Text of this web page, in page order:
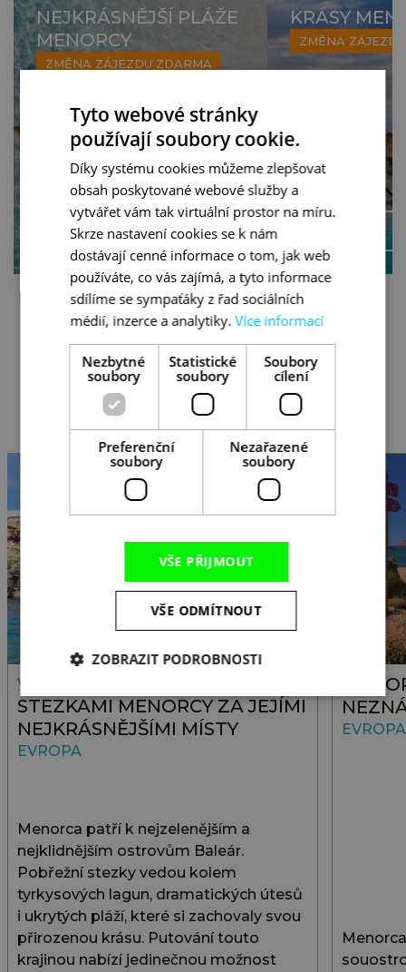
NEJKRÁSNĚJŠÍ PLÁŽE
MENORCY
ZMĚNA ZÁJEZDU ZDARMA
VÍCE
KRÁSY
ZMĚNA
VŠECHNY ZÁJEZDY
MAGAZÍN O CESTOVÁNÍ
VIDEO
STEZKAMI MENORCY ZA JEJÍMI
NEJKRÁSNĚJŠÍMI MÍSTY
EVROPA
Menorca patří k nejzelenějším a
nejklidnějším ostrovům Baleár.
Pobřežní stezky vedou kolem
tyrkysových lagun, dramatických útesů
i ukrytých pláží, které si zachovaly svou
přirozenou krásu. Putování touto
krajinou nabízí jedinečnou možnost
EVROPA
Tyto webové stránky
používají soubory cookie.
Díky systému cookies můžeme zlepšovat
obsah poskytované webové služby a
vytvářet vám tak virtuální prostor na míru.
Skrze nastavení cookies se k nám
dostávají cenné informace o tom, jak web
používáte, co vás zajímá, a tyto informace
sdílíme se sympaťáky z řad sociálních
médií, inzerce a analytiky. Více informací
Nezbytné
soubory
Statistické
soubory
Soubory
cílení
Preferenční
soubory
Nezařazené
soubory
VŠE PŘIJMOUT
VŠE ODMÍTNOUT
ZOBRAZIT PODROBNOSTI